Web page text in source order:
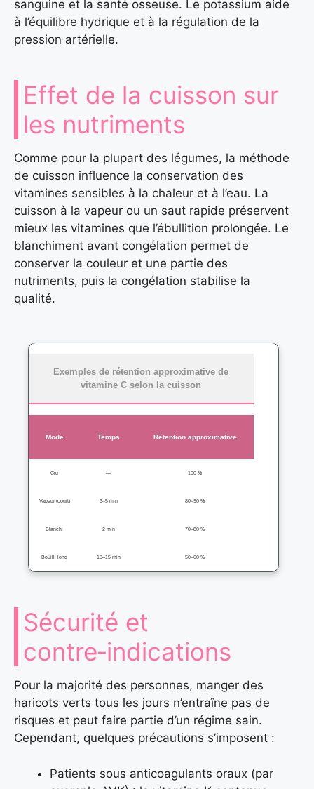
sanguine et la santé osseuse. Le potassium aide
à l’équilibre hydrique et à la régulation de la
pression artérielle.
Effet de la cuisson sur
les nutriments
Comme pour la plupart des légumes, la méthode
de cuisson influence la conservation des
vitamines sensibles à la chaleur et à l’eau. La
cuisson à la vapeur ou un saut rapide préservent
mieux les vitamines que l’ébullition prolongée. Le
blanchiment avant congélation permet de
conserver la couleur et une partie des
nutriments, puis la congélation stabilise la
qualité.
Exemples de rétention approximative de
vitamine C selon la cuisson
Mode Temps Rétention approximative
Cru — 100 %
Vapeur (court) 3–5 min 80–90 %
Blanchi 2 min 70–80 %
Bouilli long 10–15 min 50–60 %
Sécurité et
contre‑indications
Pour la majorité des personnes, manger des
haricots verts tous les jours n’entraîne pas de
risques et peut faire partie d’un régime sain.
Cependant, quelques précautions s’imposent :
Patients sous anticoagulants oraux (par